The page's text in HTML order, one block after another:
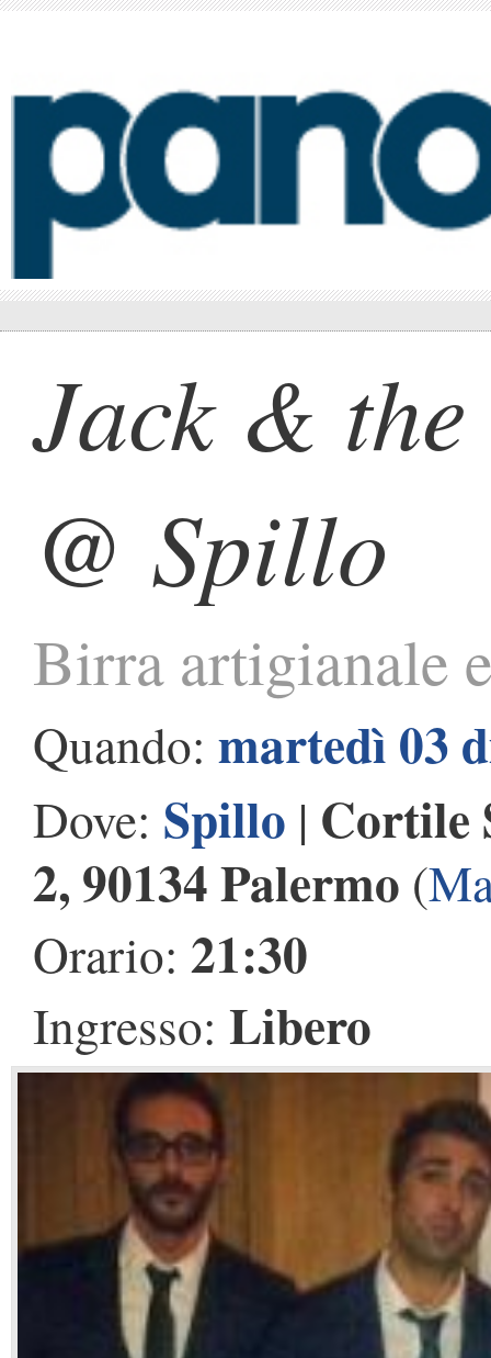
Jack &
@ Spillo
Birra artigianale
Quando: martedì 03
Dove: Spillo | Cortile
2, 90134 Palermo (
Orario: 21:30
Ingresso: Libero